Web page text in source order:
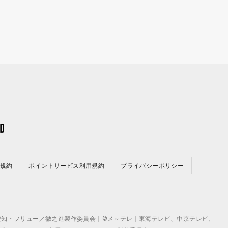
約 ポイントサービス利用規約 プライバシーポリシー
フリュー／徹之進製作委員会｜©メ～テレ｜東海テレビ、中京テレビ、